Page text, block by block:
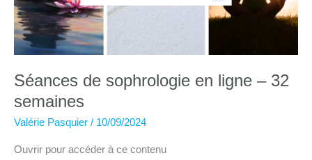
direct,
en
replay
ou
en
présentiel
Séances de sophrologie en ligne – 32
semaines
Valérie Pasquier / 10/09/2024
Ouvrir pour accéder à ce contenu